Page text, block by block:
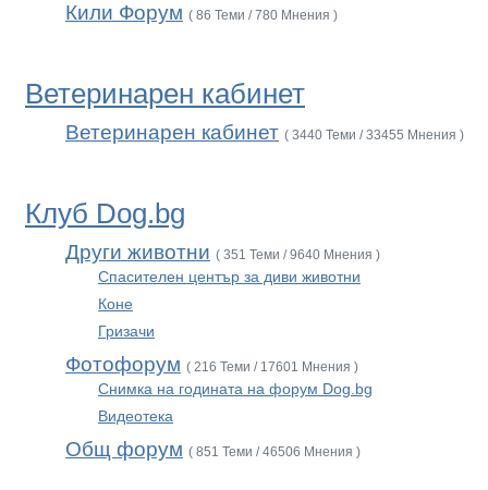
Кили Форум ( 86 Теми / 780 Мнения )
Ветеринарен кабинет
Ветеринарен кабинет ( 3440 Теми / 33455 Мнения )
Клуб Dog.bg
Други животни ( 351 Теми / 9640 Мнения )
Спасителен център за диви животни
Коне
Гризачи
Фотофорум ( 216 Теми / 17601 Мнения )
Снимка на годината на форум Dog.bg
Видеотека
Общ форум ( 851 Теми / 46506 Мнения )